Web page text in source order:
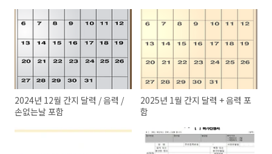
2024년 12월 간지 달력 / 음력 /
손없는날 포함
2025년 1월 간지 달력 + 음력 포
함